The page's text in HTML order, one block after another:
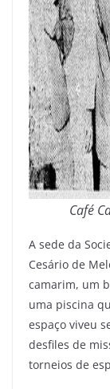
Café
A sede da
Cesário de
camarim, um
uma piscina
espaço viveu
desfiles de
torneios de